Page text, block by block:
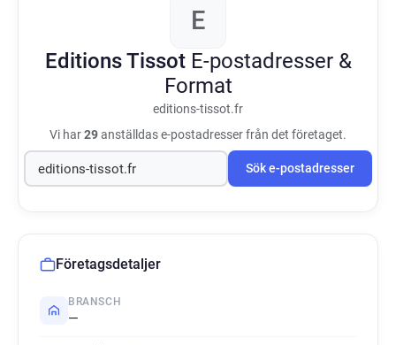
E
Editions Tissot E-postadresser &
Format
editions-tissot.fr
Vi har29anställdas e-postadresser från det företaget.
Sök e-postadresser
Företagsdetaljer
BRANSCH
—